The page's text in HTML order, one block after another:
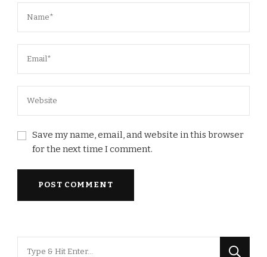
Save my name, email, and website in this browser
for the next time I comment.